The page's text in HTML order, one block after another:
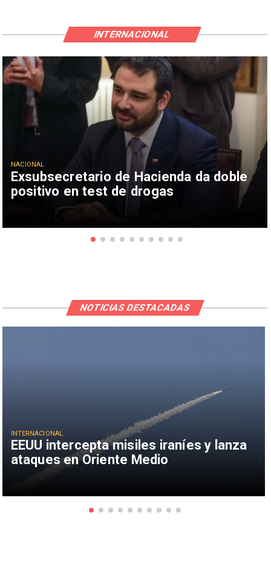
Exsubsecretario de Hacienda da doble
positivo en test de drogas
NACIONAL
INTERNACIONAL
EEUU intercepta misiles iraníes y lanza
ataques en Oriente Medio
INTERNACIONAL
NOTICIAS DESTACADAS